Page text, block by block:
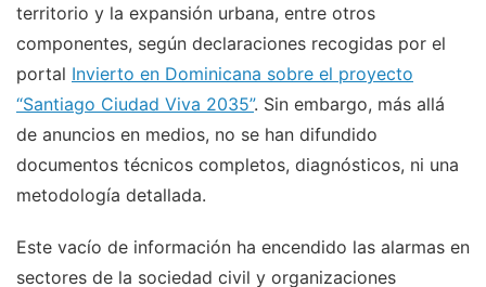
territorio y la expansión urbana, entre otros
componentes, según declaraciones recogidas por el
portal Invierto en Dominicana sobre el proyecto
“Santiago Ciudad Viva 2035”. Sin embargo, más allá
de anuncios en medios, no se han difundido
documentos técnicos completos, diagnósticos, ni una
metodología detallada.
Este vacío de información ha encendido las alarmas en
sectores de la sociedad civil y organizaciones